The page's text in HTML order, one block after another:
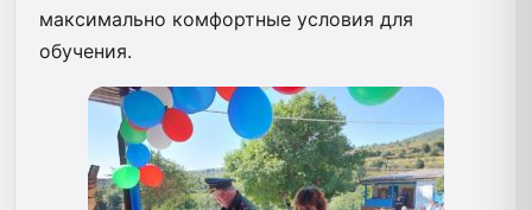
максимально комфортные условия для
обучения.